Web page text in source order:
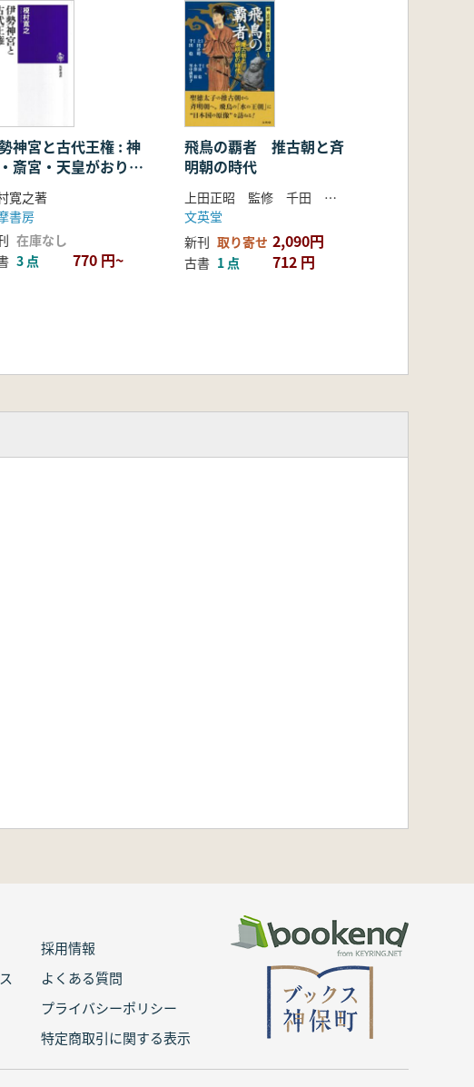
神宮と古代王権 : 神
斎宮・天皇がおりな
六百年
寛之著
書房
在庫なし
3 点 770 円~
飛鳥の覇者 推古朝と斉
明朝の時代
上田正昭 監修 千田 稔 著
文英堂
新刊 取り寄せ 2,090円
古書 1 点 712 円
採用情報
よくある質問
プライバシーポリシー
特定商取引に関する表示